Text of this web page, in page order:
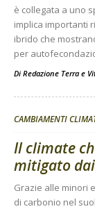
è collegata a uno
implica importanti
ibrido che
per
Di Redazione Terra e
CAMBIAMENTI
Il climate
mitigato
Grazie alle minori
di carbonio nel